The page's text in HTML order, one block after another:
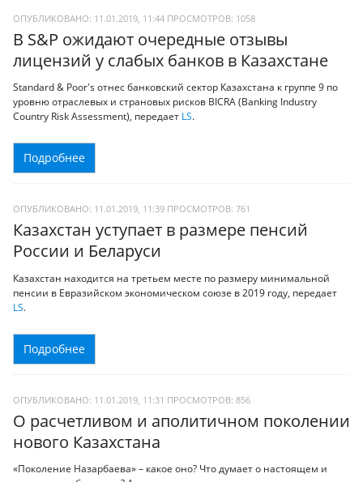
ОПУБЛИКОВАНО: 11.01.2019, 11:44 ПРОСМОТРОВ: 1058
В S&P ожидают очередные отзывы
лицензий у слабых банков в Казахстане
Standard & Poor's отнес банковский сектор Казахстана к группе 9 по
уровню отраслевых и страновых рисков BICRA (Banking Industry
Country Risk Assessment), передает LS.
Подробнее
ОПУБЛИКОВАНО: 11.01.2019, 11:39 ПРОСМОТРОВ: 761
Казахстан уступает в размере пенсий
России и Беларуси
Казахстан находится на третьем месте по размеру минимальной
пенсии в Евразийском экономическом союзе в 2019 году, передает
LS.
Подробнее
ОПУБЛИКОВАНО: 11.01.2019, 11:31 ПРОСМОТРОВ: 856
О расчетливом и аполитичном поколении
нового Казахстана
«Поколение Назарбаева» – какое оно? Что думает о настоящем и